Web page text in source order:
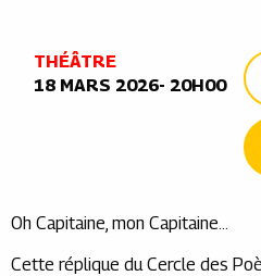
THÉÂTRE
18 MARS 2026- 20H00
Oh Capitaine, mon Capitaine…
Cette réplique du Cercle des